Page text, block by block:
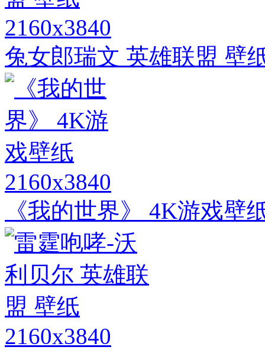
2160x3840
兔女郎瑞文 英雄联盟 壁
2160x3840
《我的世界》 4K游戏壁
2160x3840